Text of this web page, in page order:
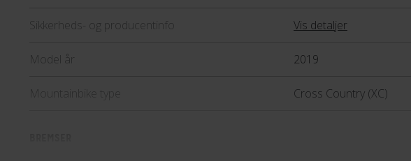
Sikkerheds- og producentinfo Vis detaljer
Model år 2019
Mountainbike type Cross Country (XC)